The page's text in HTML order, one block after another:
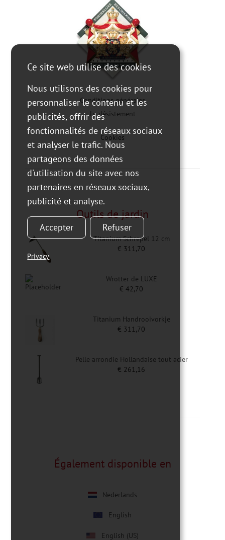
Conditions générales
Le désistement
Cookies
Outils de jardin
Titanium Schrepel 12 cm
€ 311,70
Wrotter de LUXE
€ 42,70
Titanium Handrooivorkje
€ 311,70
Pelle arrondie Hollandaise tout acier
€ 261,16
Également disponible en
Nederlands
English
English (US)
Ce site web utilise des cookies
Nous utilisons des cookies pour
personnaliser le contenu et les
publicités, offrir des
fonctionnalités de réseaux sociaux
et analyser le trafic. Nous
partageons des données
d'utilisation du site avec nos
partenaires en réseaux sociaux,
publicité et analyse.
Accepter Refuser
Privacy